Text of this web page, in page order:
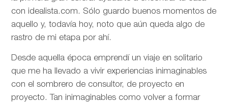
con idealista.com. Sólo guardo buenos momentos de
aquello y, todavía hoy, noto que aún queda algo de
rastro de mi etapa por ahí.
Desde aquella época emprendí un viaje en solitario
que me ha llevado a vivir experiencias inimaginables
con el sombrero de consultor, de proyecto en
proyecto. Tan inimaginables como volver a formar